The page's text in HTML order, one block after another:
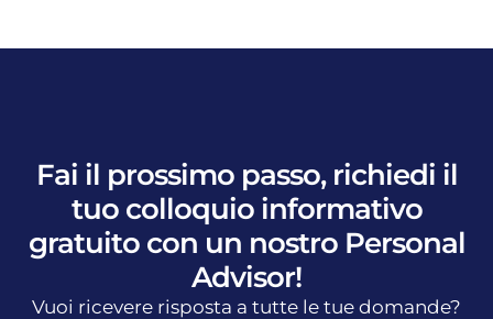
Fai il prossimo passo, richiedi il
tuo colloquio informativo
gratuito con un nostro Personal
Advisor!
Vuoi ricevere risposta a tutte le tue domande?